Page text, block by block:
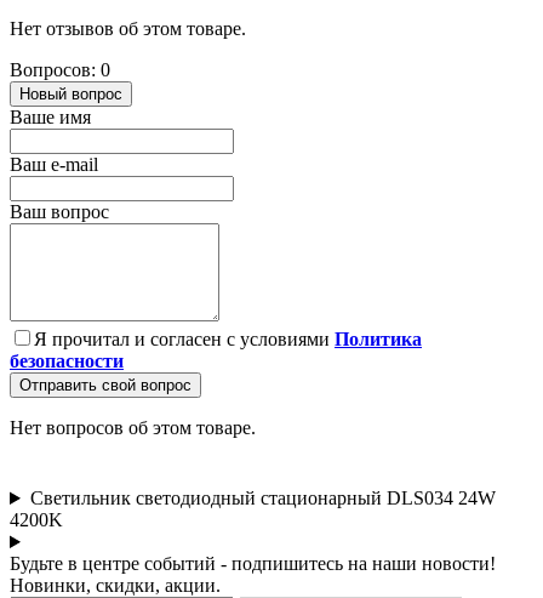
Нет отзывов об этом товаре.
Вопросов: 0
Новый вопрос
Ваше имя
Ваш e-mail
Ваш вопрос
Я прочитал и согласен с условиями Политика
безопасности
Отправить свой вопрос
Нет вопросов об этом товаре.
Светильник светодиодный стационарный DLS034 24W
4200K
Будьте в центре событий - подпишитесь на наши новости!
Новинки, скидки, акции.